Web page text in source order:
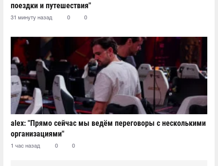
поездки и путешествия"
31 минуту назад 0 0
alex: "Прямо сейчас мы ведём переговоры с несколькими
организациями"
1 час назад 0 0